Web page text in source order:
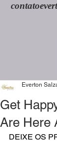
Get
Are Here
Everton
DEIXE OS